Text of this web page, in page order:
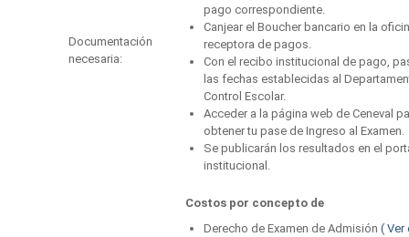
Documentación
necesaria:
pago correspondiente.
Canjear el Boucher bancario en la
receptora de pagos.
Con el recibo institucional de pago,
las fechas establecidas al
Control Escolar.
Acceder a la página web de Ceneval
obtener tu pase de Ingreso al Examen.
Se publicarán los resultados en el
institucional.
Costos por concepto de
Derecho de Examen de Admisión ( Ver